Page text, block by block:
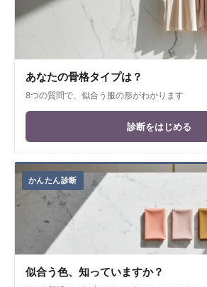
あなたの骨格タイプは？
8つの質問で、似合う服の形がわかります
診断をはじめる
かんたん診断
似合う色、知っていますか？